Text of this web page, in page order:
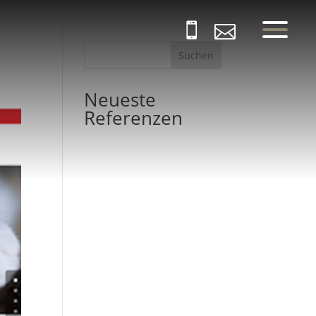
 
Suchen
Neueste
Referenzen